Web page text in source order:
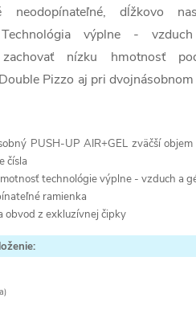
neodopínateľné, dĺžkovo
Technológia výplne -
nízku hmotnosť
Pizzo aj pri
PUSH-UP AIR+GEL zväčší
čísla
technológie výplne - vzduch a
ramienka
obvod z exkluzívnej čipky